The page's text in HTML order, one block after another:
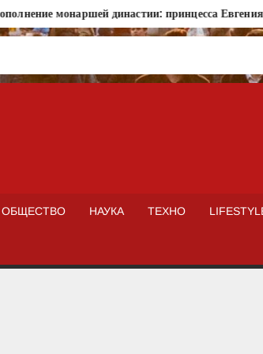
монаршей династии: принцесса Евгения
ОБЩЕСТВО НАУКА ТЕХНО